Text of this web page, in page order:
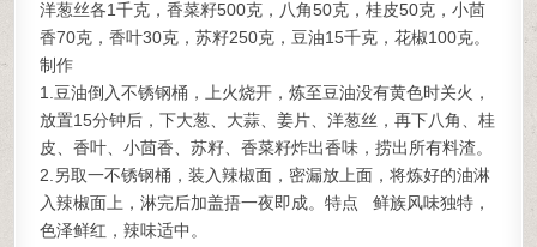
洋葱丝各1千克，香菜籽500克，八角50克，桂皮50克，小茴
香70克，香叶30克，苏籽250克，豆油15千克，花椒100克。
制作
1.豆油倒入不锈钢桶，上火烧开，炼至豆油没有黄色时关火，
放置15分钟后，下大葱、大蒜、姜片、洋葱丝，再下八角、桂
皮、香叶、小茴香、苏籽、香菜籽炸出香味，捞出所有料渣。
2.另取一不锈钢桶，装入辣椒面，密漏放上面，将炼好的油淋
入辣椒面上，淋完后加盖捂一夜即成。特点 鲜族风味独特，
色泽鲜红，辣味适中。